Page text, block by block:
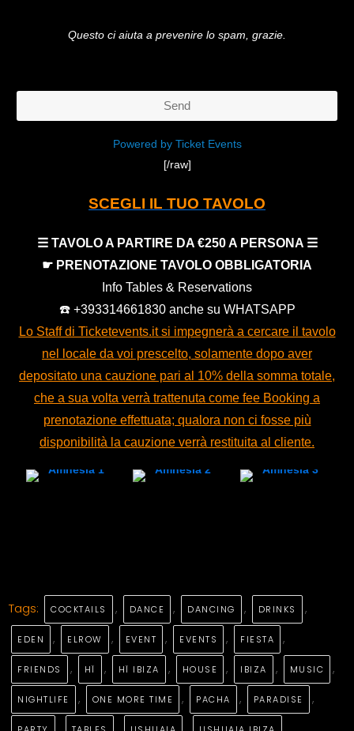
Questo ci aiuta a prevenire lo spam, grazie.
Send
Powered by Ticket Events
[/raw]
SCEGLI IL TUO TAVOLO
☰ TAVOLO A PARTIRE DA €250 A PERSONA ☰
☛ PRENOTAZIONE TAVOLO OBBLIGATORIA
Info Tables & Reservations
☎️ +393314661830 anche su WHATSAPP
Lo Staff di Ticketevents.it si impegnerà a cercare il tavolo
nel locale da voi prescelto, solamente dopo aver
depositato una cauzione pari al 10% della somma totale,
che a sua volta verrà trattenuta come fee Booking a
prenotazione effettuata; qualora non ci fosse più
disponibilità la cauzione verrà restituita al cliente.
Tags: COCKTAILS , DANCE , DANCING , DRINKS ,
EDEN , ELROW , EVENT , EVENTS , FIESTA ,
FRIENDS , HÏ , HÏ IBIZA , HOUSE , IBIZA , MUSIC ,
NIGHTLIFE , ONE MORE TIME , PACHA , PARADISE ,